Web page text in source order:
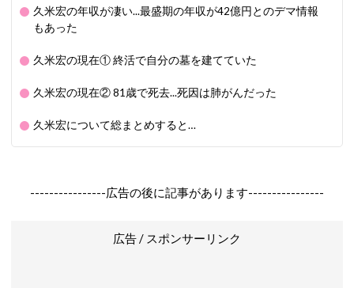
久米宏の年収が凄い...最盛期の年収が42億円とのデマ情報
もあった
久米宏の現在① 終活で自分の墓を建てていた
久米宏の現在② 81歳で死去...死因は肺がんだった
久米宏について総まとめすると…
----------------広告の後に記事があります----------------
広告 / スポンサーリンク